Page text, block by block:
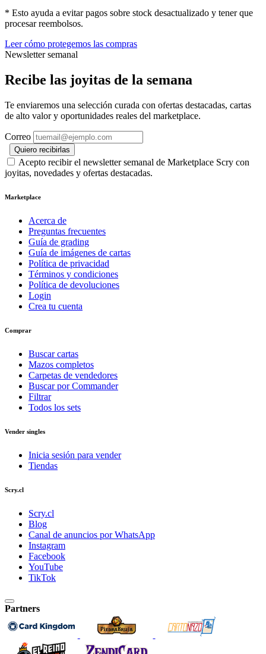
* Esto ayuda a evitar pagos sobre stock desactualizado y tener que
procesar reembolsos.
Leer cómo protegemos las compras
Newsletter semanal
Recibe las joyitas de la semana
Te enviaremos una selección curada con ofertas destacadas, cartas
de alto valor y oportunidades reales del marketplace.
Correo
Quiero recibirlas
Acepto recibir el newsletter semanal de Marketplace Scry con
joyitas, novedades y ofertas destacadas.
Marketplace
Acerca de
Preguntas frecuentes
Guía de grading
Guía de imágenes de cartas
Política de privacidad
Términos y condiciones
Política de devoluciones
Login
Crea tu cuenta
Comprar
Buscar cartas
Mazos completos
Carpetas de vendedores
Buscar por Commander
Filtrar
Todos los sets
Vender singles
Inicia sesión para vender
Tiendas
Scry.cl
Scry.cl
Blog
Canal de anuncios por WhatsApp
Instagram
Facebook
YouTube
TikTok
Partners